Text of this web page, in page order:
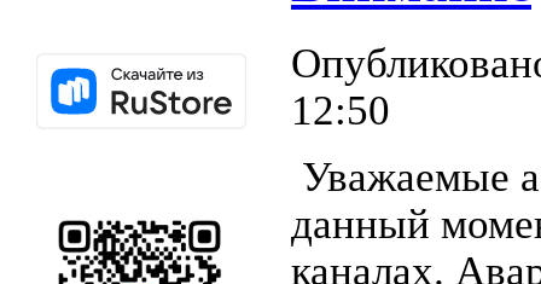
12:50
Уважаемые
данный
каналах.